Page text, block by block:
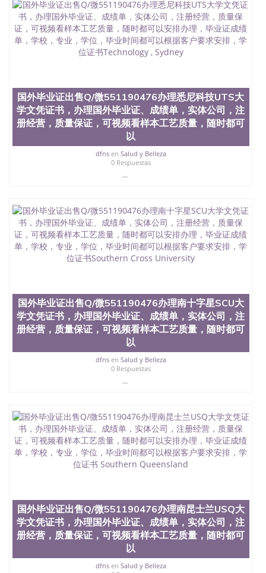
国外资格证书办理QQ微信551190476如何办理学历认
证QQ微信551190476海外文凭认证办理QQ微信
551190476 圣何塞州立大学（San Jose State
University, 又译为“圣荷西州立大学”）成立于1857
年，简称SJSU，是加州历史悠久的大学之一，也是美
茅的毕业薪资，浓厚的多元化学术氛围，杰出的本科
教育质量，被《福克斯》杂志评选为全美50强公立综
合性大学，每年有来自世界各地的成百上千的海外学
生前往求学。 至今，这是一所在世界上享有学术地
位、声誉、实习机会和影响力的高等教育机构，并获
誉为美国本科教育质量的核心代表。其计算机系与会
计系更是在当今美国大学教学排名中表现优异。其毕
业生大多可以在其所处地域的世界硅谷中心得到工作
(UC)，还是加州州立大学系统(CSU), 圣何塞州立大学
都占据着加州所有大学中的地理位置。 圣何塞州立大
学座落于硅谷(Silicon Valley), 于附近的旧金山-圣何塞
地区为全美的重要科技中心。约有学生三万人，超过
134种学士学科和65个硕士学科，并有来自世界60余
国的学生来此就读。其有名的科系如计算机科学，电
也吸引了众多不同国家的专业人士前来研究与学习。
二、办理流程： 1、收集客户办理信息； 2、客户付
定金下单； 3、公司确认到账转制作点做电子图；
4、电子图做好发给客户确认； 5、电子图确认好转成
品部做成品； 6、成品做好拍照或者视频确认再付余
款； 7、快递给客户（国内顺丰，国外DHL）。 三、
真实网上可查的证明材料 1、教育部学历学位认证，
流程农业科学院、艺术与建筑学院、商学院、交流学
院、地球及物质科学院、教育学院、工程学院、健康
与人类发展学院、信息工程与科学学院、人文学院、
护理学院、科学学院等。学校的教育学院排名在全美
前十名，工学院排名在前十五名，且继续攀升中。纽
约大学为学生们提供本科、硕士及博士学位。学校的
学、美术、电子工程、天文学、农业、环境污染控
制、历史、电气工程、生物工程、建筑设计、工商管
理、材料科学、机械工程、航天工程、土木工程、数
学、化学、英语、社会科学、心理学、戏剧、市场营
销、机械工程、计算机科学、物理学、人工智能、商
科、金融专业 1、客户提供相关材料，确定客户办理
信息，给出操作方案； 2、补充毕业证成绩单等相关
国外毕业证出售Q/微551190476办理悉尼科技UTS大
学文凭证书，办理国外毕业证、成绩单，实体公司，注
册经营，质量保证，可视频看样本工艺质量，随时都可
以
dfnsen Salud y Belleza
0 Respuestas
...
国外毕业证出售Q/微551190476办理南十字星SCU大
学文凭证书，办理国外毕业证、成绩单，实体公司，注
册经营，质量保证，可视频看样本工艺质量，随时都可
以
dfnsen Salud y Belleza
0 Respuestas
...
国外毕业证出售Q/微551190476办理南昆士兰USQ大
学文凭证书，办理国外毕业证、成绩单，实体公司，注
册经营，质量保证，可视频看样本工艺质量，随时都可
以
dfnsen Salud y Belleza